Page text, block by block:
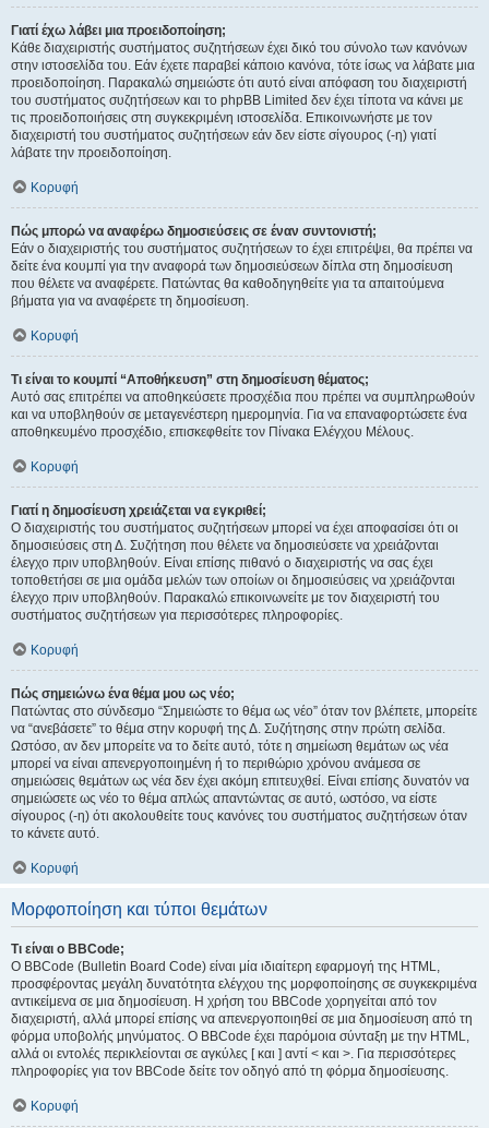
Γιατί έχω λάβει μια προειδοποίηση;
Κάθε διαχειριστής συστήματος συζητήσεων έχει δικό του σύνολο των κανόνων
στην ιστοσελίδα του. Εάν έχετε παραβεί κάποιο κανόνα, τότε ίσως να λάβατε μια
προειδοποίηση. Παρακαλώ σημειώστε ότι αυτό είναι απόφαση του διαχειριστή
του συστήματος συζητήσεων και το phpBB Limited δεν έχει τίποτα να κάνει με
τις προειδοποιήσεις στη συγκεκριμένη ιστοσελίδα. Επικοινωνήστε με τον
διαχειριστή του συστήματος συζητήσεων εάν δεν είστε σίγουρος (-η) γιατί
λάβατε την προειδοποίηση.
Κορυφή
Πώς μπορώ να αναφέρω δημοσιεύσεις σε έναν συντονιστή;
Εάν ο διαχειριστής του συστήματος συζητήσεων το έχει επιτρέψει, θα πρέπει να
δείτε ένα κουμπί για την αναφορά των δημοσιεύσεων δίπλα στη δημοσίευση
που θέλετε να αναφέρετε. Πατώντας θα καθοδηγηθείτε για τα απαιτούμενα
βήματα για να αναφέρετε τη δημοσίευση.
Κορυφή
Τι είναι το κουμπί “Αποθήκευση” στη δημοσίευση θέματος;
Αυτό σας επιτρέπει να αποθηκεύσετε προσχέδια που πρέπει να συμπληρωθούν
και να υποβληθούν σε μεταγενέστερη ημερομηνία. Για να επαναφορτώσετε ένα
αποθηκευμένο προσχέδιο, επισκεφθείτε τον Πίνακα Ελέγχου Μέλους.
Κορυφή
Γιατί η δημοσίευση χρειάζεται να εγκριθεί;
Ο διαχειριστής του συστήματος συζητήσεων μπορεί να έχει αποφασίσει ότι οι
δημοσιεύσεις στη Δ. Συζήτηση που θέλετε να δημοσιεύσετε να χρειάζονται
έλεγχο πριν υποβληθούν. Είναι επίσης πιθανό ο διαχειριστής να σας έχει
τοποθετήσει σε μια ομάδα μελών των οποίων οι δημοσιεύσεις να χρειάζονται
έλεγχο πριν υποβληθούν. Παρακαλώ επικοινωνείτε με τον διαχειριστή του
συστήματος συζητήσεων για περισσότερες πληροφορίες.
Κορυφή
Πώς σημειώνω ένα θέμα μου ως νέο;
Πατώντας στο σύνδεσμο “Σημειώστε το θέμα ως νέο” όταν τον βλέπετε, μπορείτε
να “ανεβάσετε” το θέμα στην κορυφή της Δ. Συζήτησης στην πρώτη σελίδα.
Ωστόσο, αν δεν μπορείτε να το δείτε αυτό, τότε η σημείωση θεμάτων ως νέα
μπορεί να είναι απενεργοποιημένη ή το περιθώριο χρόνου ανάμεσα σε
σημειώσεις θεμάτων ως νέα δεν έχει ακόμη επιτευχθεί. Είναι επίσης δυνατόν να
σημειώσετε ως νέο το θέμα απλώς απαντώντας σε αυτό, ωστόσο, να είστε
σίγουρος (-η) ότι ακολουθείτε τους κανόνες του συστήματος συζητήσεων όταν
το κάνετε αυτό.
Κορυφή
Μορφοποίηση και τύποι θεμάτων
Τι είναι ο BBCode;
Ο BBCode (Bulletin Board Code) είναι μία ιδιαίτερη εφαρμογή της HTML,
προσφέροντας μεγάλη δυνατότητα ελέγχου της μορφοποίησης σε συγκεκριμένα
αντικείμενα σε μια δημοσίευση. Η χρήση του BBCode χορηγείται από τον
διαχειριστή, αλλά μπορεί επίσης να απενεργοποιηθεί σε μια δημοσίευση από τη
φόρμα υποβολής μηνύματος. Ο BBCode έχει παρόμοια σύνταξη με την HTML,
αλλά οι εντολές περικλείονται σε αγκύλες [ και ] αντί < και >. Για περισσότερες
πληροφορίες για τον BBCode δείτε τον οδηγό από τη φόρμα δημοσίευσης.
Κορυφή